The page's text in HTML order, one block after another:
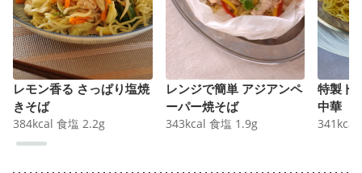
レモン香る さっぱり塩焼
きそば
384kcal 食塩 2.2g
レンジで簡単 アジアンペ
ーパー焼そば
343kcal 食塩 1.9g
特製ト
中華
341 kcal